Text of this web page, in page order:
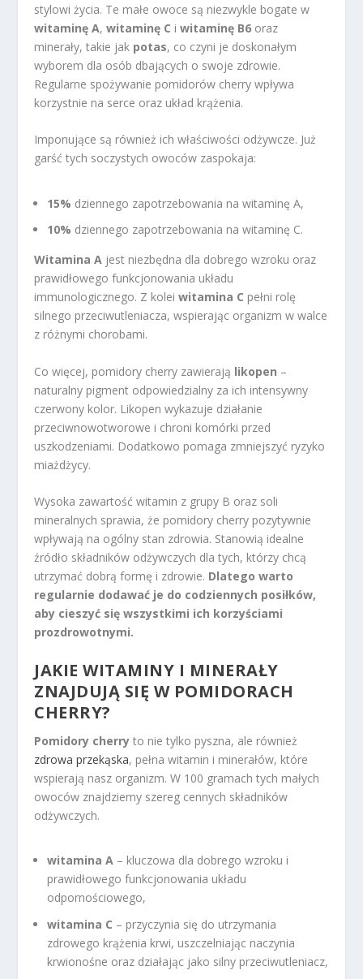
stylowi życia. Te małe owoce są niezwykle bogate w
witaminę A,witaminę C iwitaminę B6 oraz
minerały, takie jak potas, co czyni je doskonałym
wyborem dla osób dbających o swoje zdrowie.
Regularne spożywanie pomidorów cherry wpływa
korzystnie na serce oraz układ krążenia.
Imponujące są również ich właściwości odżywcze. Już
garść tych soczystych owoców zaspokaja:
15% dziennego zapotrzebowania na witaminę A,
10% dziennego zapotrzebowania na witaminę C.
Witamina A jest niezbędna dla dobrego wzroku oraz
prawidłowego funkcjonowania układu
immunologicznego. Z koleiwitamina C pełni rolę
silnego przeciwutleniacza, wspierając organizm w walce
z różnymi chorobami.
Co więcej, pomidory cherry zawierają likopen –
naturalny pigment odpowiedzialny za ich intensywny
czerwony kolor. Likopen wykazuje działanie
przeciwnowotworowe i chroni komórki przed
uszkodzeniami. Dodatkowo pomaga zmniejszyć ryzyko
miażdżycy.
Wysoka zawartość witamin z grupy B oraz soli
mineralnych sprawia, że pomidory cherry pozytywnie
wpływają na ogólny stan zdrowia. Stanowią idealne
źródło składników odżywczych dla tych, którzy chcą
utrzymać dobrą formę i zdrowie. Dlatego warto
regularnie dodawać je do codziennych posiłków,
aby cieszyć się wszystkimi ich korzyściami
prozdrowotnymi.
JAKIEWITAMINY I MINERAŁY
ZNAJDUJĄ SIĘ W POMIDORACH
CHERRY?
Pomidory cherry to nie tylko pyszna, ale również
zdrowa przekąska, pełna witamin i minerałów, które
wspierają nasz organizm. W 100 gramach tych małych
owoców znajdziemy szereg cennych składników
odżywczych.
witamina A – kluczowa dla dobrego wzroku i
prawidłowego funkcjonowania układu
odpornościowego,
witamina C – przyczynia się do utrzymania
zdrowego krążenia krwi, uszczelniając naczynia
krwionośne oraz działając jako silny przeciwutleniacz,